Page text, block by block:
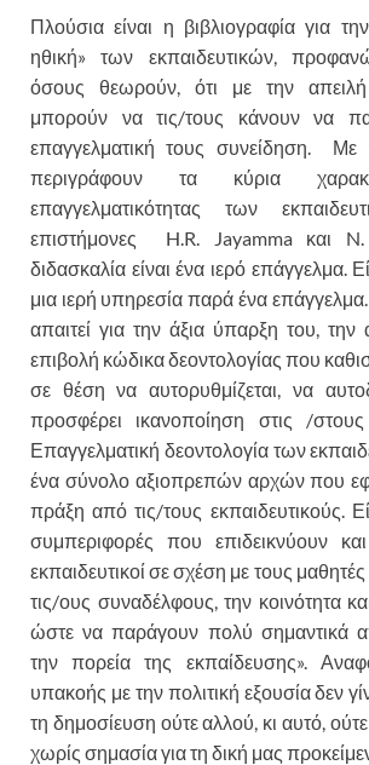
Πλούσια είναι η βιβλιογραφία για
ηθική» των εκπαιδευτικών,
όσους θεωρούν, ότι με την
μπορούν να τις/τους κάνουν να
επαγγελματική τους συνείδηση.
περιγράφουν τα κύρια
επαγγελματικότητας των
επιστήμονες H.R. Jayamma και
διδασκαλία είναι ένα ιερό επάγγελμα.
μια ιερή υπηρεσία παρά ένα
απαιτεί για την άξια ύπαρξη του,
επιβολή κώδικα δεοντολογίας που
σε θέση να αυτορυθμίζεται, να
προσφέρει ικανοποίηση στις /στους
Επαγγελματική δεοντολογία των
ένα σύνολο αξιοπρεπών αρχών που
πράξη από τις/τους εκπαιδευτικούς.
συμπεριφορές που επιδεικνύουν
εκπαιδευτικοί σε σχέση με τους μαθητές
τις/ους συναδέλφους, την κοινότητα
ώστε να παράγουν πολύ σημαντικά
την πορεία της εκπαίδευσης».
υπακοής με την πολιτική εξουσία δεν
τη δημοσίευση ούτε αλλού, κι αυτό, ούτε
χωρίς σημασία για τη δική μας